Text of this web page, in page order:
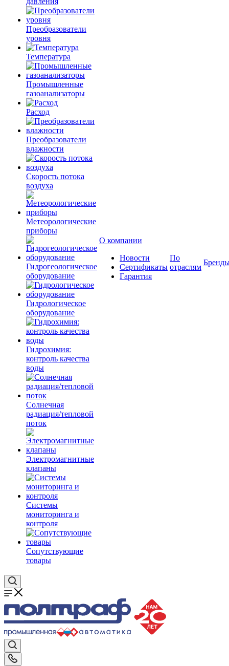
Преобразователи
уровня
Температура
Промышленные
газоанализаторы
Расход
Преобразователи
влажности
Скорость потока
воздуха
Метеорологические
приборы
Гидрогеологическое
оборудование
Гидрологическое
оборудование
Гидрохимия:
контроль качества
воды
Солнечная
радиация/тепловой
поток
Электромагнитные
клапаны
Системы
мониторинга и
контроля
Сопутствующие
товары
О компании
Новости
Сертификаты
Гарантия
По
отраслям